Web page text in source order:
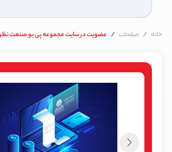
خانه صفحات عضویت در سایت مجموعه پی یو صنعت